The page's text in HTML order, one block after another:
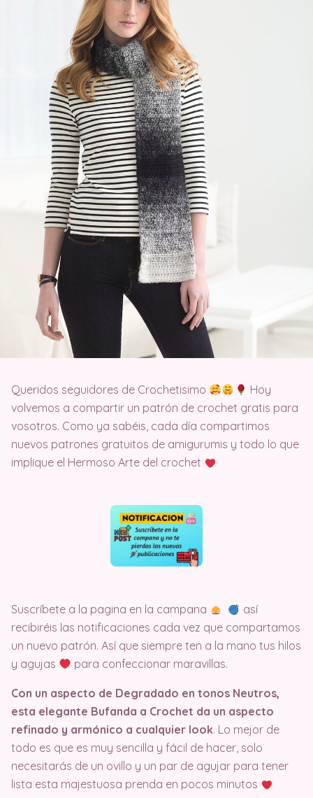
Queridos seguidores de Crochetisimo
Hoy
volvemos a compartir un patrón de crochet gratis para
vosotros. Como ya sabéis, cada día compartimos
nuevos patrones gratuitos de amigurumis y todo lo que
implique el Hermoso Arte del crochet
Suscríbete a la pagina en la campana
así
recibiréis las notificaciones cada vez que compartamos
un nuevo patrón. Así que siempre ten a la mano tus hilos
y agujas
para confeccionar maravillas.
Con un aspecto de Degradado en tonos Neutros,
esta elegante Bufanda a Crochet da un aspecto
refinado y armónico a cualquier look. Lo mejor de
todo es que es muy sencilla y fácil de hacer, solo
necesitarás de un ovillo y un par de agujar para tener
lista esta majestuosa prenda en pocos minutos